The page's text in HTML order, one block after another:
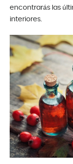
encontrarás las
interiores.